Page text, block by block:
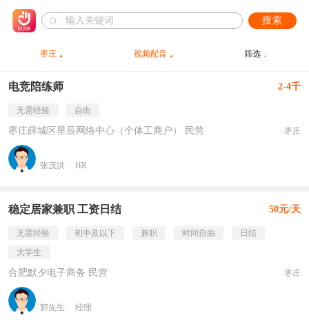
搜索
枣庄 视频配音 筛选
电竞陪练师 2-4千
无需经验 自由
枣庄薛城区星辰网络中心（个体工商户） 民营 枣庄
张茂洪 HR
稳定居家兼职 工资日结 50元/天
无需经验 初中及以下 兼职 时间自由
日结
大学生
合肥默夕电子商务 民营 枣庄
郭先生 经理